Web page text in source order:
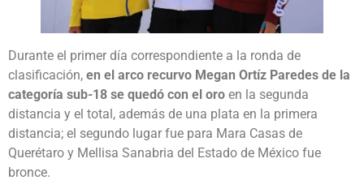
Durante el primer día correspondiente a la ronda de
clasificación, en el arco recurvo Megan Ortíz Paredes de la
categoría sub-18 se quedó con el oro en la segunda
distancia y el total, además de una plata en la primera
distancia; el segundo lugar fue para Mara Casas de
Querétaro y Mellisa Sanabria del Estado de México fue
bronce.